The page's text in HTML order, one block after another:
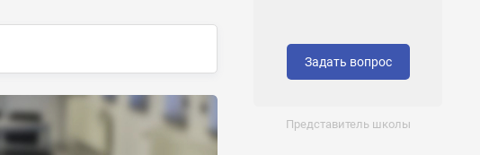
Задать вопрос
Представитель школы